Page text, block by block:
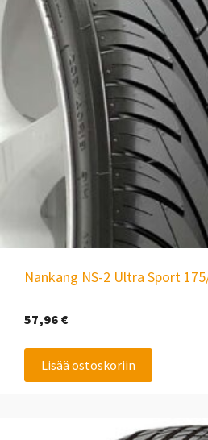
Nankang NS-2 Ultra Sport
57,96 €
Lisää ostoskoriin